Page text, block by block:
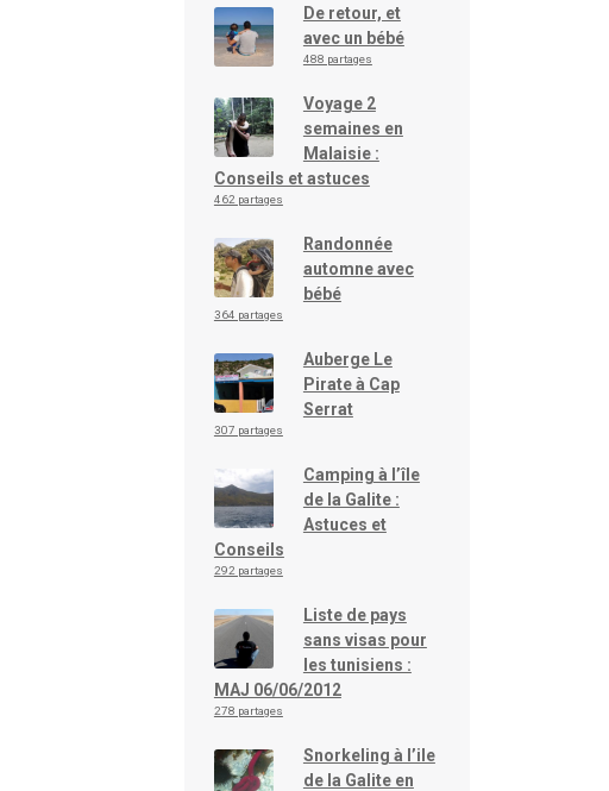
De retour, et
avec un bébé
488 partages
Voyage 2
semaines en
Malaisie :
Conseils et astuces
462 partages
Randonnée
automne avec
bébé
364 partages
Auberge Le
Pirate à Cap
Serrat
307 partages
Camping à l’île
de la Galite :
Astuces et
Conseils
292 partages
Liste de pays
sans visas pour
les tunisiens :
MAJ 06/06/2012
278 partages
Snorkeling à l’ile
de la Galite en